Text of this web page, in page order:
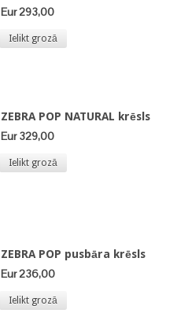
Eur 293,00
Ielikt grozā
ZEBRA POP NATURAL krēsls
Eur 329,00
Ielikt grozā
ZEBRA POP pusbāra krēsls
Eur 236,00
Ielikt grozā